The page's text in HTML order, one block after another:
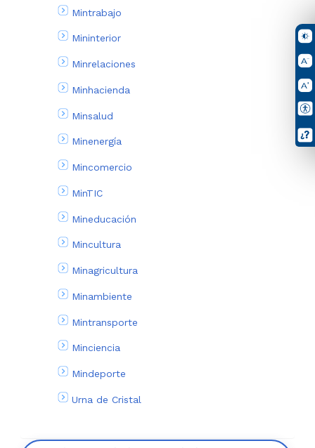
Mintrabajo
Mininterior
Minrelaciones
Minhacienda
Minsalud
Minenergía
Mincomercio
MinTIC
Mineducación
Mincultura
Minagricultura
Minambiente
Mintransporte
Minciencia
Mindeporte
Urna de Cristal